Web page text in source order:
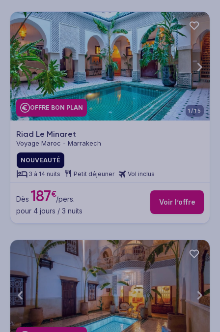
OFFRE BON PLAN 1/15
Riad Le Minaret
Voyage Maroc - Marrakech
NOUVEAUTÉ
3 à 14 nuits
Petit déjeuner Vol inclus
Dès 187€/pers.
pour 4 jours / 3 nuits
Voir l’offre